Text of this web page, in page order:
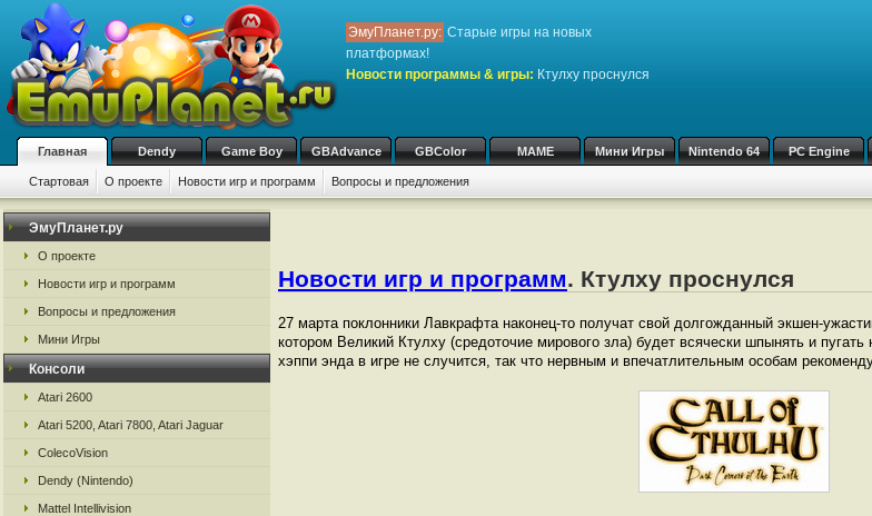
ЭмуПланет.ру: Старые игры на новых
платформах!
Новости программы & игры: Ктулху проснулся
Главная Dendy Game Boy GBAdvance GBColor MAME Мини Игры Nintendo 64 PC Engine
Стартовая О проекте Новости игр и программ Вопросы и предложения
ЭмуПланет.ру
О проекте
Новости игр и программ
Вопросы и предложения
Мини Игры
Консоли
Atari 2600
Atari 5200, Atari 7800, Atari Jaguar
ColecoVision
Dendy (Nintendo)
Mattel Intellivision
Новости игр и программ. Ктулху проснулся
27 марта поклонники Лавкрафта наконец-то получат свой долгожданный экшен-
котором Великий Ктулху (средоточие мирового зла) будет всячески шпынять и
хэппи энда в игре не случится, так что нервным и впечатлительным особам